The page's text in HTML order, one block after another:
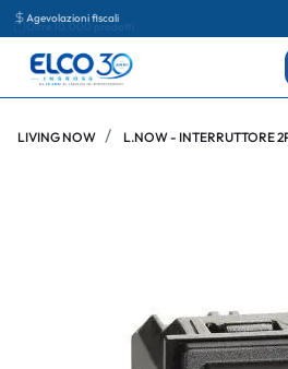
Agevolazioni fiscali
LIVING NOW L.NOW - INTERRUTTORE